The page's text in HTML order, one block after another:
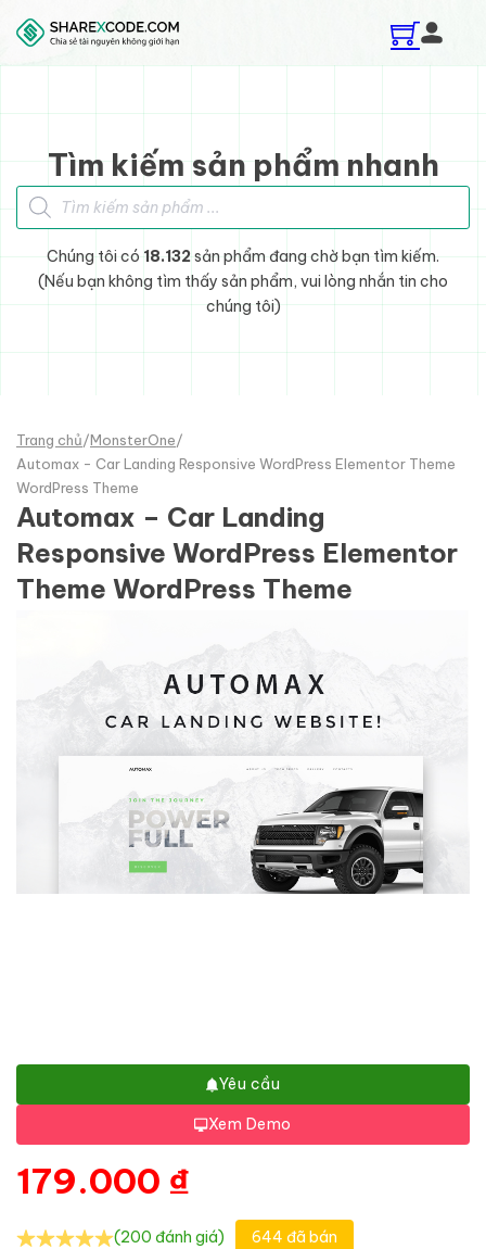
Skip to main content
Skip to footer
Tìm kiếm sản phẩm nhanh
Tìm kiếm sản phẩm
Chúng tôi có 18.132sản phẩm đang chờ bạn tìm kiếm.
(Nếu bạn không tìm thấy sản phẩm, vui lòng nhắn tin cho
chúng tôi)
Trang chủ/MonsterOne/
Automax - Car Landing Responsive WordPress Elementor Theme
WordPress Theme
Automax – Car Landing
Responsive WordPress Elementor
Theme WordPress Theme
Yêu cầu
Xem Demo
179.000 ₫
(200 đánh giá) 644 đã bán